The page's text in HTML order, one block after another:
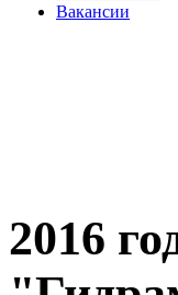
Вакансии
2016